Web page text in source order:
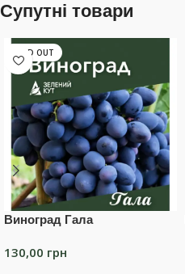
Супутні товари
SOLD OUT
Виноград Гала
130,00 грн